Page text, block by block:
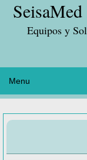
Saltar
principal
Saltar
contenido
Saltar
lateral
principal
Equipos y